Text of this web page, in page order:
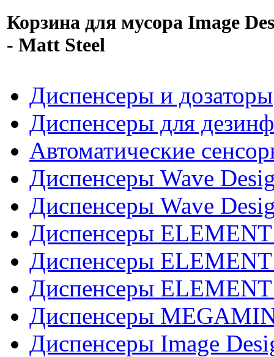
Корзина для мусора Image
- Matt Steel
Диспенсеры и дозаторы
Диспенсеры для
Автоматические
Диспенсеры Wave
Диспенсеры Wave
Диспенсеры
Диспенсеры
Диспенсеры
Диспенсеры
Диспенсеры Image